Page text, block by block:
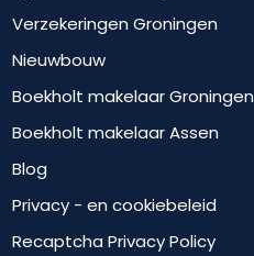
Verzekeringen Groningen
Nieuwbouw
Boekholt makelaar Groningen
Boekholt makelaar Assen
Blog
Privacy - en cookiebeleid
Recaptcha Privacy Policy